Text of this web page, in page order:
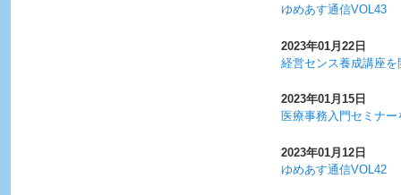
ゆめあす通信VOL43
2023年01月22日
経営センス養成講座
2023年01月15日
医療事務入門セミナ
2023年01月12日
ゆめあす通信VOL42